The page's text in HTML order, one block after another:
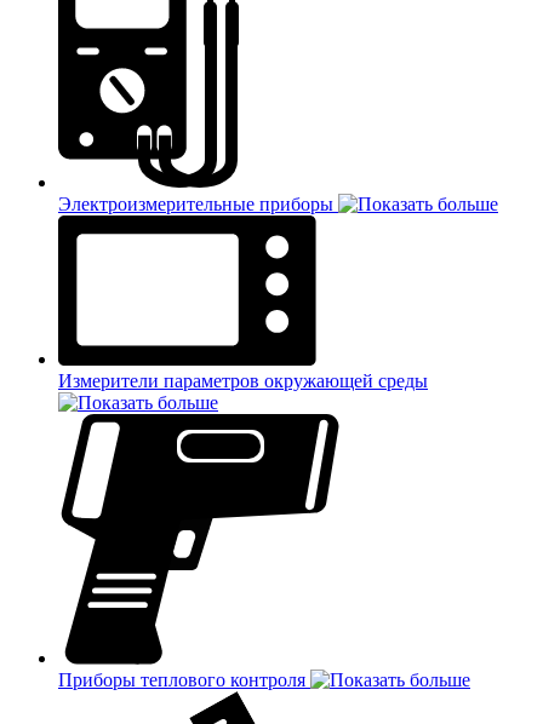
Электроизмерительные приборы
Измерители параметров окружающей среды
Приборы теплового контроля